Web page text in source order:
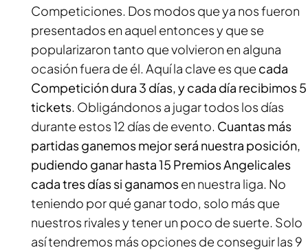
Competiciones. Dos modos que ya nos fueron
presentados en aquel entonces y que se
popularizaron tanto que volvieron en alguna
ocasión fuera de él. Aquí la clave es que cada
Competición dura 3 días, y cada día recibimos 5
tickets. Obligándonos a jugar todos los días
durante estos 12 días de evento. Cuantas más
partidas ganemos mejor será nuestra posición,
pudiendo ganar hasta 15 Premios Angelicales
cada tres días si ganamosen nuestra liga. No
teniendo por qué ganar todo, solo más que
nuestros rivales y tener un poco de suerte. Solo
así tendremos más opciones de conseguir las 9